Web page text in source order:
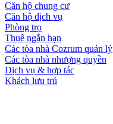
Căn hộ chung cư
Căn hộ dịch vụ
Phòng trọ
Thuê ngắn hạn
Các tòa nhà Cozrum quản lý
Các tòa nhà nhượng quyền
Dịch vụ & hợp tác
Khách lưu trú